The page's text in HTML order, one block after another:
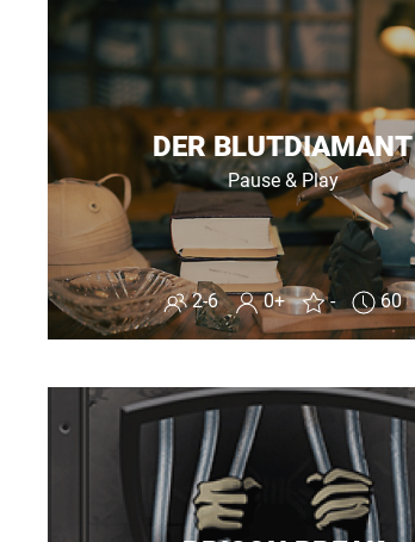
DER BLUTDIAMANT
Pause & Play
2-6 0+ - 60